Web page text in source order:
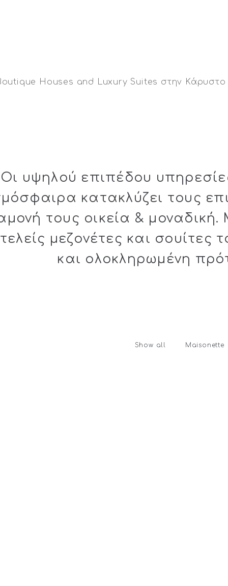
Οι υψηλού επιπέδου
κατακλύζει τους
τους οικεία & μοναδική.
μεζονέτες και σουίτες
και ολοκληρωμένη
Show all Maisonette